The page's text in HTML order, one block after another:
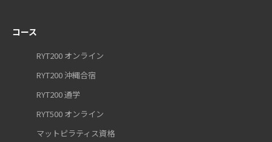
コース
RYT200 オンライン
RYT200 沖縄合宿
RYT200 通学
RYT500 オンライン
マットピラティス資格